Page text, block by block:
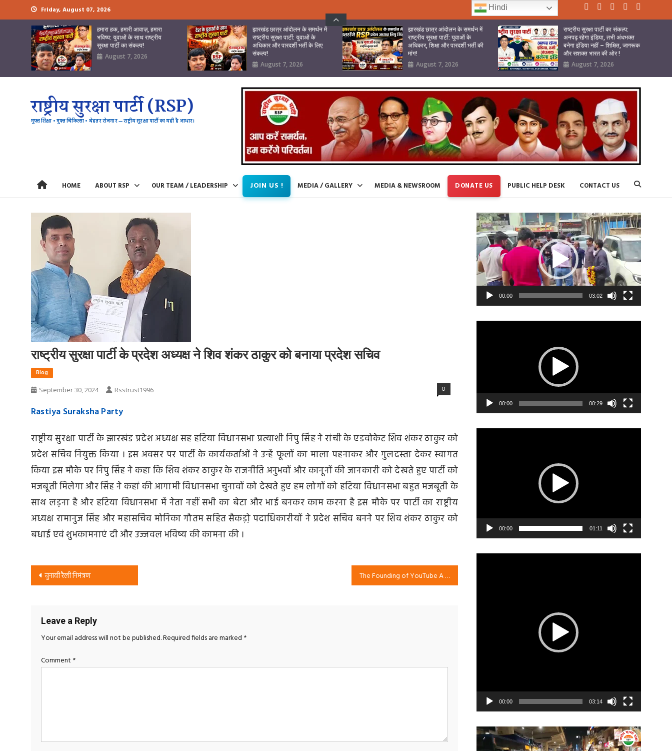
to
Friday, August 07, 2026
हमारा हक, हमारी आवाज़, हमारा
भविष्य: युवाओं के साथ राष्ट्रीय
सुरक्षा पार्टी का संकल्प!
August 7, 2026
झारखंड छात्र आंदोलन के समर्थन में
राष्ट्रीय सुरक्षा पार्टी: युवाओं के
अधिकार और पारदर्शी भर्ती के लिए
संकल्प!
August 7, 2026
झारखंड छात्र आंदोलन के समर्थन में
राष्ट्रीय सुरक्षा पार्टी: युवाओं के
अधिकार, शिक्षा और पारदर्शी भर्ती की
मांग!
August 7, 2026
राष्ट्रीय सुरक्षा पार्टी का संकल्प:
अनपढ़ रहेगा इंडिया, तभी अंधभक्त
बनेगा इंडिया नहीं – शिक्षित, जागरूक
और सशक्त भारत की ओर !
August 7, 2026
राष्ट्रीय सुरक्षा पार्टी (RSP)
मुफ्त शिक्षा • मुफ्त चिकित्सा • बेहतर रोजगार — राष्ट्रीय सुरक्षा पार्टी का यही है आधार।
HOME ABOUT RSP OUR TEAM / LEADERSHIP JOIN US ! MEDIA / GALLERY MEDIA & NEWSROOM DONATE US PUBLIC HELP DESK CONTACT US
राष्ट्रीय सुरक्षा पार्टी के प्रदेश अध्यक्ष ने शिव शंकर ठाकुर को बनाया प्रदेश सचिव
Blog
September 30, 2024
Rsstrust1996 0
Rastiya Suraksha Party
राष्ट्रीय सुरक्षा पार्टी के झारखंड प्रदेश अध्यक्ष सह हटिया विधानसभा प्रत्याशी निपु सिंह ने रांची के एडवोकेट शिव शंकर ठाकुर को
प्रदेश सचिव नियुक्त किया । इस अवसर पर पार्टी के कार्यकर्ताओं ने उन्हें फूलों का माला पहनाकर और गुलदस्ता देकर स्वागत
किया इस मौके पर निपु सिंह ने कहा कि शिव शंकर ठाकुर के राजनीति अनुभवों और कानूनों की जानकारी को देखते हुए पार्टी को
मजबूती मिलेगा और सिंह ने कहां की आगामी विधानसभा चुनावों को देखते हुए हम लोगों को हटिया विधानसभा बहुत मजबूती के
साथ लड़़ना है और हटिया विधानसभा में नेता नहीं सभी का बेटा और भाई बनकर काम करना है इस मौके पर पार्टी का राष्ट्रीय
अध्यक्ष रामानुज सिंह और महासचिव मोनिका गौतम सहित सैकड़ो़ पदाधिकारीयों ने प्रदेश सचिव बनने पर शिव शंकर ठाकुर को
बधाई एवं शुभकामनाएं दी और उज्जवल भविष्य की कामना की ।
Post
चुनावी रैली निमंत्रण The Founding of YouTube A Short History
Leave a Reply
Your email address will not be published.Required fields are marked *
Comment *
Video
Player
00:00 03:02
00:00 00:29
00:00 01:11
00:00 03:14
Video
Player
Hindi